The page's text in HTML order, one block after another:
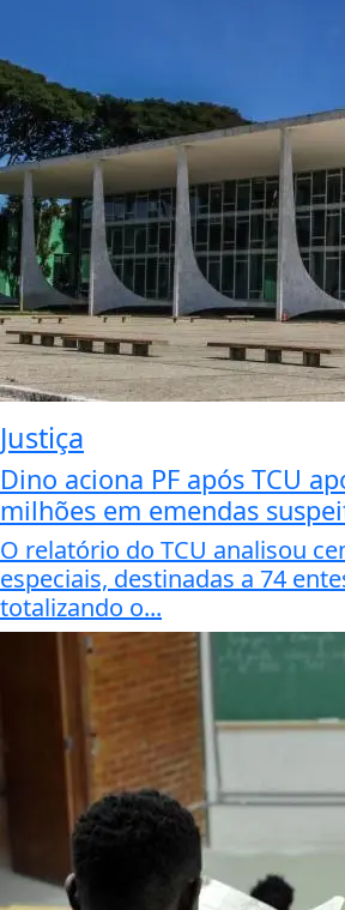
Justiça
Dino aciona PF após TCU
milhões em emendas
O relatório do TCU analisou
especiais, destinadas a 74
totalizando o...